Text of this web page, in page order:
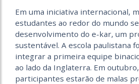
Em uma iniciativa internacional,
estudantes ao redor do mundo
desenvolvimento do e-kar, um
sustentável. A escola paulistana
integrar a primeira equipe
ao lado da Inglaterra. Em
participantes estarão de malas